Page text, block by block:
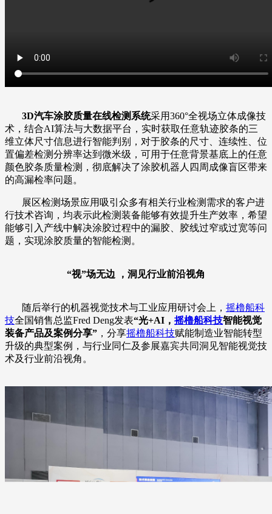
3D汽车涂胶质量在线检测系统采用360°全视场立体成像技
术，结合AI算法与大数据平台，实时获取任意轨迹胶条的三
维立体尺寸信息进行智能判别，对于胶条的尺寸、连续性、位
置偏差检测分辨率达到微米级，可用于任意背景基底上的任意
颜色胶条质量检测，彻底解决了涂胶机器人四周成像盲区带来
的高漏检率问题。
展区检测场景应用吸引众多有相关行业检测需求的客户进
行技术咨询，均表示此检测装备能够有效提升生产效率，希望
能够引入产线中解决涂胶过程中的漏胶、胶线过窄或过宽等问
题，实现涂胶质量的智能检测。
“视”场无边 ，洞见行业前沿视角
随后举行的机器视觉技术与工业应用研讨会上， 摇橹船科
技全国销售总监Fred Deng发表“光+AI， 摇橹船科技智能视觉
装备产品及案例分享” ，分享摇橹船科技赋能制造业智能转型
升级的典型案例，与行业同仁及参展嘉宾共同洞见智能视觉技
术及行业前沿视角。